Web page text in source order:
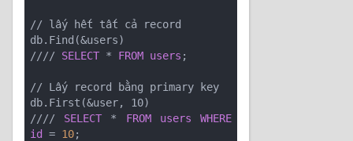
// lấy hết tất cả record
db.Find(&users)
//// SELECT * FROM users ;
// Lấy record bằng primary key
db.First(&user, 10)
//// SELECT * FROM users
WHERE
id
= 10